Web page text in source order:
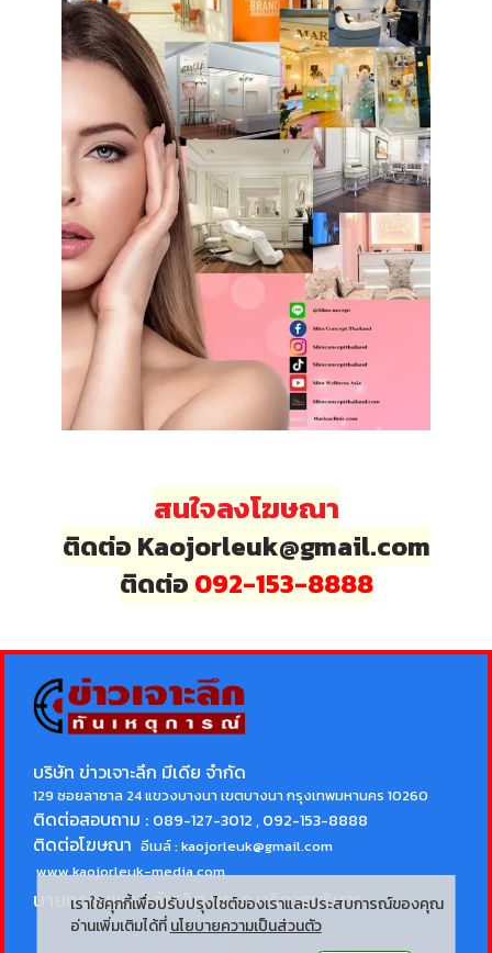
สนใจลงโฆษณา
ติดต่อ Kaojorleuk@gmail.com
ติดต่อ 092-153-8888
บริษัท ข่าวเจาะลึก มีเดีย จำกัด
129 ซอยลาซาล 24 แขวงบางนา เขตบางนา กรุงเทพมหานคร 10260
ติดต่อสอบถาม : 089-127-3012 , 092-153-8888
ติดต่อโฆษณา อีเมล์ :kaojorleuk@gmail.com
www.kaojorleuk-media.com
นายกรธนพล วิลัยเลิศบรรณาธิการบริหาร
เราใช้คุกกี้เพื่อปรับปรุงไซต์ของเราและประสบการณ์ของคุณ
อ่านเพิ่มเติมได้ที่ นโยบายความเป็นส่วนตัว